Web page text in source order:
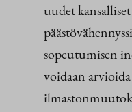
uudet kansalliset
sopeutumisen
voidaan